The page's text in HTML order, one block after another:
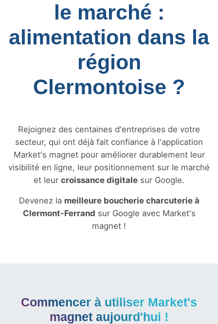
le marché :
alimentation dans la
région
Clermontoise ?
Rejoignez des centaines d'entreprises de votre
secteur, qui ont déjà fait confiance à l'application
Market's magnet pour améliorer durablement leur
visibilité en ligne, leur positionnement sur le marché
et leur croissance digitale sur Google.
Devenez la meilleure boucherie charcuterie à
Clermont-Ferrand sur Google avec Market's
magnet !
Commencer à utiliser Market's
magnet aujourd'hui !